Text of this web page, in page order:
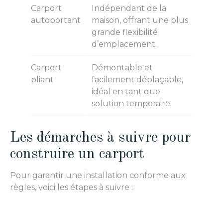
Carport
autoportant
Indépendant de la
maison, offrant une plus
grande flexibilité
d’emplacement.
Carport
pliant
Démontable et
facilement déplaçable,
idéal en tant que
solution temporaire.
Les démarches à suivre pour
construire un carport
Pour garantir une installation conforme aux
règles, voici les étapes à suivre :